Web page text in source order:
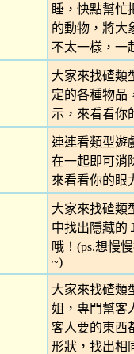
睡，快點幫忙
的動物，將大
不太一樣，一
大家來找碴類
定的各種物品
示，來看看你
連連看類型遊
在一起即可消
來看看你的眼
大家來找碴類
中找出隱藏的
哦！(ps.想慢
~)
大家來找碴類
姐，專門幫客
客人要的東西
形狀，找出相